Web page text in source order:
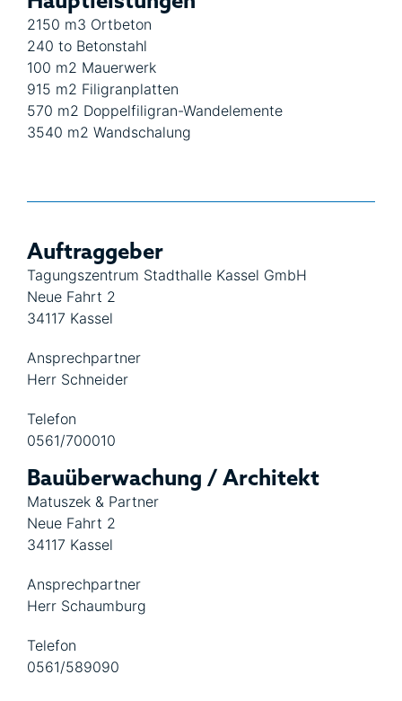
2150 m3 Ortbeton
240 to Betonstahl
100 m2 Mauerwerk
915 m2 Filigranplatten
570 m2 Doppelfiligran-Wandelemente
3540 m2 Wandschalung
Auftraggeber
Tagungszentrum Stadthalle Kassel GmbH
Neue Fahrt 2
34117 Kassel
Ansprechpartner
Herr Schneider
Telefon
0561/700010
Bauüberwachung / Architekt
Matuszek & Partner
Neue Fahrt 2
34117 Kassel
Ansprechpartner
Herr Schaumburg
Telefon
0561/589090